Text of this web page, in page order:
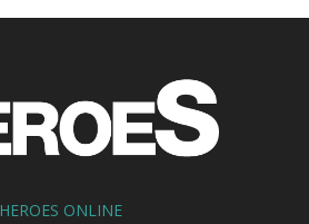
HEROES ONLINE